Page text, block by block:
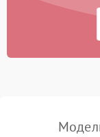
Сбой в работе
работе